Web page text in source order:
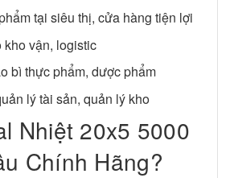
tại siêu thị, cửa hàng tiện lợi
kho vận, logistic
bì thực phẩm, dược phẩm
lý tài sản, quản lý kho
Nhiệt 20x5 5000
Chính Hãng?